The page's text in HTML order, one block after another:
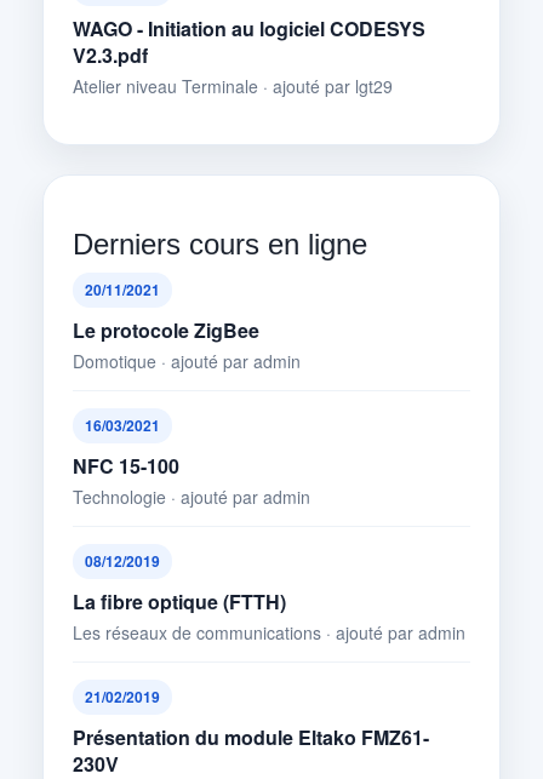
WAGO - Initiation au logiciel CODESYS
V2.3.pdf
Atelier niveau Terminale · ajouté par lgt29
Derniers cours en ligne
20/11/2021
Le protocole ZigBee
Domotique · ajouté par admin
16/03/2021
NFC 15-100
Technologie · ajouté par admin
08/12/2019
La fibre optique (FTTH)
Les réseaux de communications · ajouté par admin
21/02/2019
Présentation du module Eltako FMZ61-
230V